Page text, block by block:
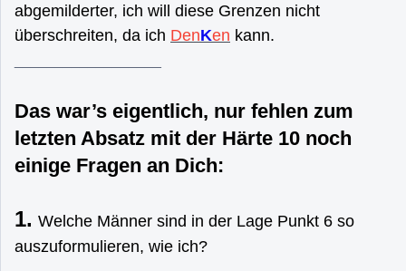
abgemilderter, ich will diese Grenzen nicht
überschreiten, da ich DenKen kann.
Das war’s eigentlich, nur fehlen zum
letzten Absatz mit der Härte 10 noch
einige Fragen an Dich:
1. Welche Männer sind in der Lage Punkt 6 so
auszuformulieren, wie ich?